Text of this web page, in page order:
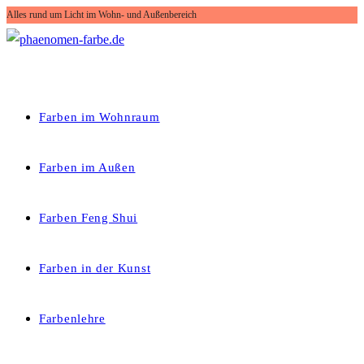
Zum
Inhalt
Alles rund um Licht im Wohn- und Außenbereich
Farben im Wohnraum
Farben im Außen
Farben Feng Shui
Farben in der Kunst
Farbenlehre